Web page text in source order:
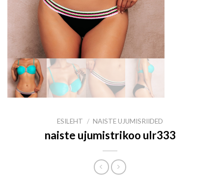
ESILEHT / NAISTE UJUMISRIIDED
naiste ujumistrikoo ulr333